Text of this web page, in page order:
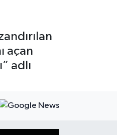
açan
adlı